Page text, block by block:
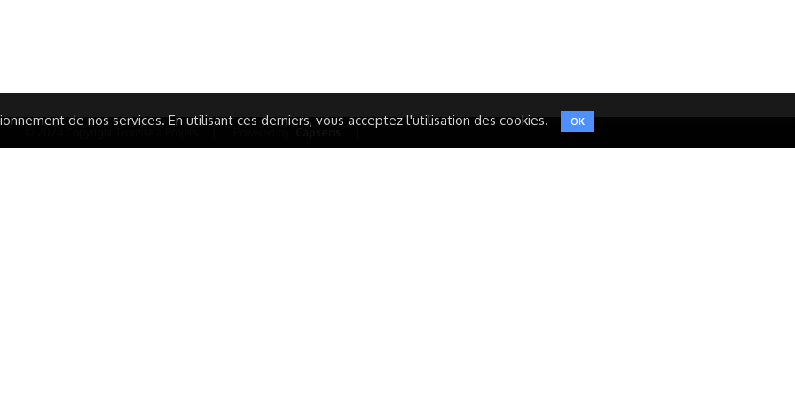
de nos services. En utilisant ces derniers, vous acceptez l'utilisation des cookies. OK